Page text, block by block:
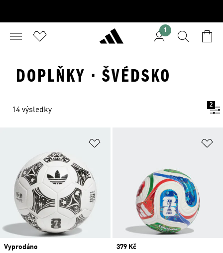
1
DOPLŇKY · ŠVÉDSKO
14 výsledky
2
Vyprodáno
Price
379 Kč